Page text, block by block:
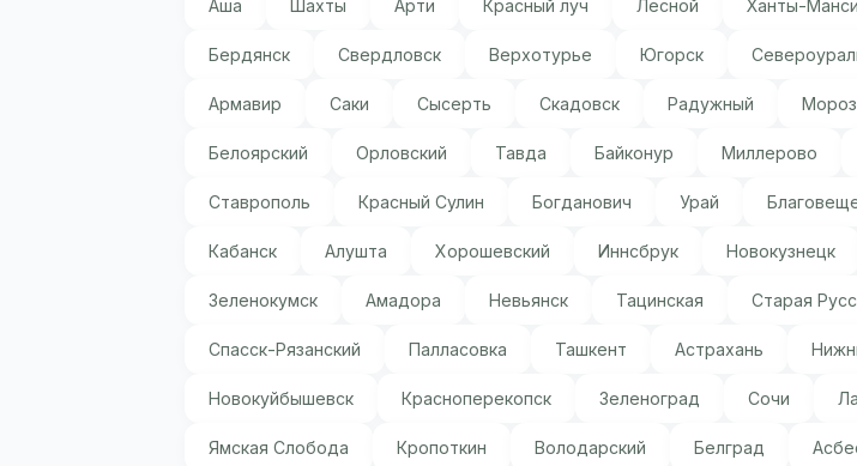
Аша Шахты Арти Красный луч Лесной Ханты-
Бердянск Свердловск Верхотурье Югорск
Армавир Саки Сысерть Скадовск Радужный
Белоярский Орловский Тавда Байконур Миллерово
Ставрополь Красный Сулин Богданович Урай
Кабанск Алушта Хорошевский Иннсбрук Новокузнецк
Зеленокумск Амадора Невьянск Тацинская Старая
Спасск-Рязанский Палласовка Ташкент Астрахань
Новокуйбышевск Красноперекопск Зеленоград Сочи
Ямская Слобода Кропоткин Володарский Белград